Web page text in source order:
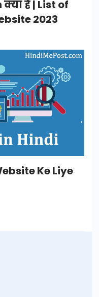
है | List of
2023
Ke Liye